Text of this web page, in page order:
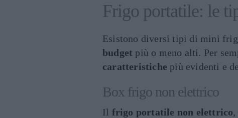
Frigo portatile: le
Esistono diversi tipi di mini
budget più o meno alti. Per
caratteristiche più evidenti e
Box frigo non elettrico
Il frigo portatile non elettrico,